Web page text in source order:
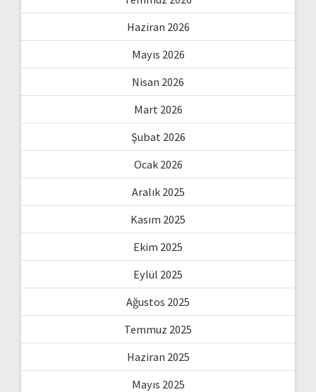
Haziran 2026
Mayıs 2026
Nisan 2026
Mart 2026
Şubat 2026
Ocak 2026
Aralık 2025
Kasım 2025
Ekim 2025
Eylül 2025
Ağustos 2025
Temmuz 2025
Haziran 2025
Mayıs 2025